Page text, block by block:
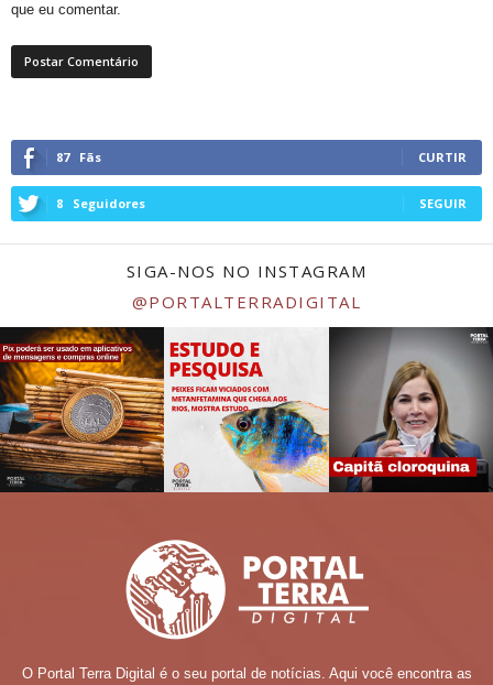
que eu comentar.
87 Fãs CURTIR
8 Seguidores SEGUIR
SIGA-NOS NO INSTAGRAM
@PORTALTERRADIGITAL
O Portal Terra Digital é o seu portal de notícias. Aqui você encontra as